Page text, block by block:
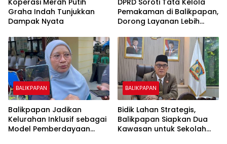
Graha Indah Tunjukkan
Dampak Nyata
Pemakaman di Balikpapan,
Dorong Layanan Lebih
Biaya Warga
BALIKPAPAN
Balikpapan Jadikan
Kelurahan Inklusif sebagai
Model Pemberdayaan
BALIKPAPAN
Bidik Lahan Strategis,
Balikpapan Siapkan Dua
Kawasan untuk Sekolah